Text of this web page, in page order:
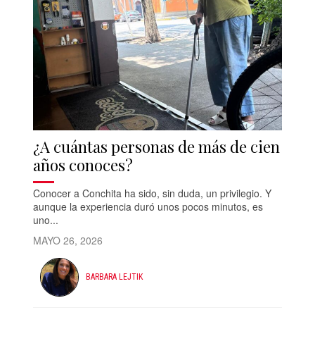
¿A cuántas personas de más de cien
años conoces?
Conocer a Conchita ha sido, sin duda, un privilegio. Y
aunque la experiencia duró unos pocos minutos, es
uno...
MAYO 26, 2026
BARBARA LEJTIK